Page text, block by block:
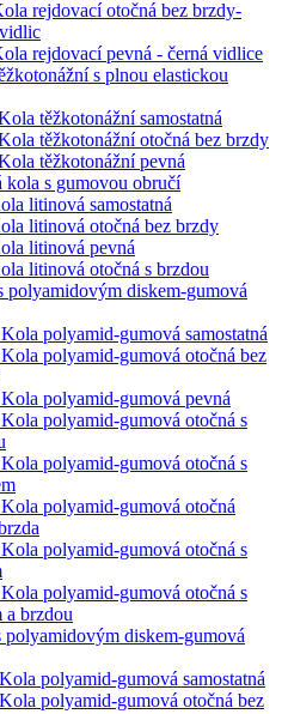
rejdovací otočná bez brzdy-
rejdovací pevná - černá vidlice
s plnou elastickou
těžkotonážní samostatná
těžkotonážní otočná bez brzdy
těžkotonážní pevná
s gumovou obručí
litinová samostatná
litinová otočná bez brzdy
litinová pevná
litinová otočná s brzdou
diskem-gumová
polyamid-gumová samostatná
polyamid-gumová otočná bez
polyamid-gumová pevná
polyamid-gumová otočná s
polyamid-gumová otočná s
polyamid-gumová otočná
polyamid-gumová otočná s
polyamid-gumová otočná s
a brzdou
diskem-gumová
polyamid-gumová samostatná
polyamid-gumová otočná bez